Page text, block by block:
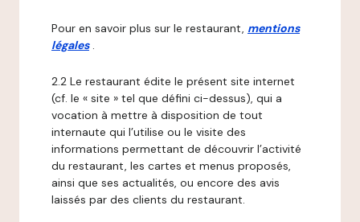
Pour en savoir plus sur le restaurant, mentions
légales .
2.2 Le restaurant édite le présent site internet
(cf. le « site » tel que défini ci-dessus), qui a
vocation à mettre à disposition de tout
internaute qui l’utilise ou le visite des
informations permettant de découvrir l’activité
du restaurant, les cartes et menus proposés,
ainsi que ses actualités, ou encore des avis
laissés par des clients du restaurant.